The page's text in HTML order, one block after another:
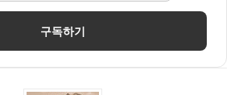
구독하기